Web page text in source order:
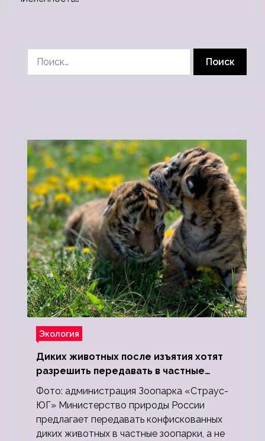
Экология
Диких животных после изъятия хотят
разрешить передавать в частные
зоопарки
Фото: администрация Зоопарка «Страус-
ЮГ» Министерство природы России
предлагает передавать конфискованных
диких животных в частные зоопарки, а не